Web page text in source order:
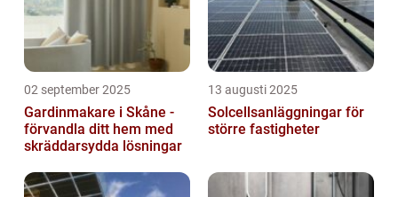
02 september 2025
Gardinmakare i Skåne -
förvandla ditt hem med
skräddarsydda lösningar
13 augusti 2025
Solcellsanläggningar för
större fastigheter